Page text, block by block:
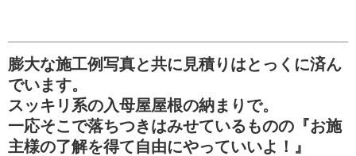
膨大な施工例写真と共に見積りはとっくに済ん
でいます。
スッキリ系の入母屋屋根の納まりで。
一応そこで落ちつきはみせているものの『お施
主様の了解を得て自由にやっていいよ！』